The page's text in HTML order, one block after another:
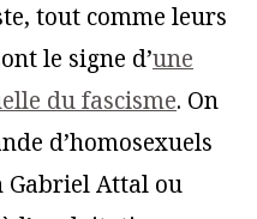
tout comme leurs
le signe d’une
du fascisme. On
d’homosexuels
Gabriel Attal ou